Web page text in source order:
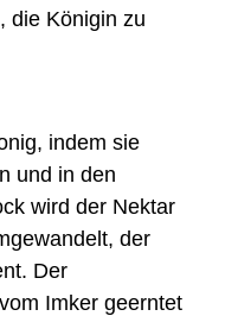
die Königin zu
indem sie
und in den
wird der Nektar
der
Der
Imker geerntet